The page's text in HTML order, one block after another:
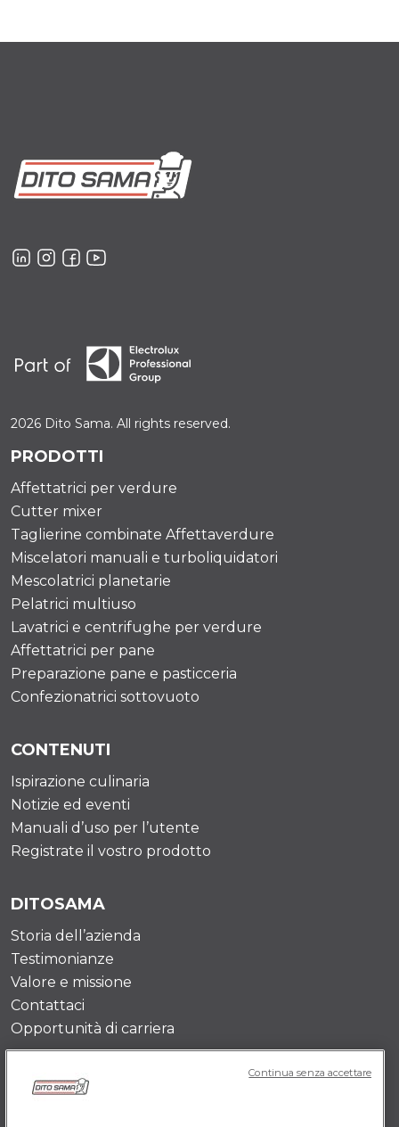
2026 Dito Sama. All rights reserved.
PRODOTTI
Affettatrici per verdure
Cutter mixer
Taglierine combinate Affettaverdure
Miscelatori manuali e turboliquidatori
Mescolatrici planetarie
Pelatrici multiuso
Lavatrici e centrifughe per verdure
Affettatrici per pane
Preparazione pane e pasticceria
Confezionatrici sottovuoto
CONTENUTI
Ispirazione culinaria
Notizie ed eventi
Manuali d’uso per l’utente
Registrate il vostro prodotto
DITOSAMA
Storia dell’azienda
Testimonianze
Valore e missione
Contattaci
Opportunità di carriera
POLICY IT Continua senza accettare